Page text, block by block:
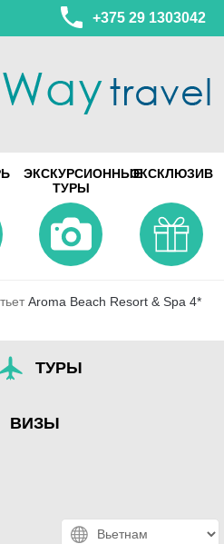
+375 29 1303042
547
Coral Travel
1 пом.37
ЭКСКУРСИОННЫЕ
ТУРЫ
ЭКСКЛЮЗИВ
Aroma Beach Resort & Spa 4*
ТУРЫ
ВИЗЫ